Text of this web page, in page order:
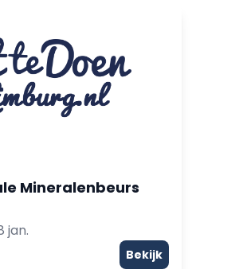
Mineralenbeurs
jan.
Bekijk